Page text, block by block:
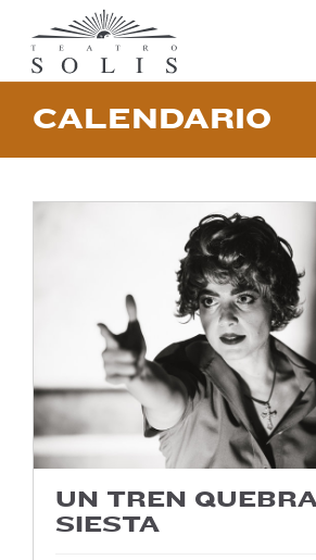
CALENDARIO
UN TREN
SIESTA